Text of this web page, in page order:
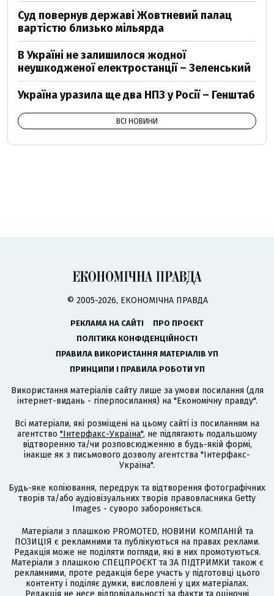
Суд повернув державі Жовтневий палац
вартістю близько мільярда
В Україні не залишилося жодної
неушкодженої електростанції – Зеленський
Україна уразила ще два НПЗ у Росії – Генштаб
ВСІ НОВИНИ
© 2005-2026, ЕКОНОМІЧНА ПРАВДА
РЕКЛАМА НА САЙТІ
ПРО ПРОЄКТ
ПОЛІТИКА КОНФІДЕНЦІЙНОСТІ
ПРАВИЛА ВИКОРИСТАННЯ МАТЕРІАЛІВ УП
ПРИНЦИПИ І ПРАВИЛА РОБОТИ УП
Використання матеріалів сайту лише за умови посилання (для
інтернет-видань - гіперпосилання) на "Економічну правду".
Всі матеріали, які розміщені на цьому сайті із посиланням на
агентство "Інтерфакс-Україна", не підлягають подальшому
відтворенню та/чи розповсюдженню в будь-якій формі,
інакше як з письмового дозволу агентства "Інтерфакс-
Україна".
Будь-яке копіювання, передрук та відтворення фотографічних
творів та/або аудіовізуальних творів правовласника Getty
Images - суворо забороняється.
Матеріали з плашкою PROMOTED, НОВИНИ КОМПАНІЙ та
ПОЗИЦІЯ є рекламними та публікуються на правах реклами.
Редакція може не поділяти погляди, які в них промотуються.
Матеріали з плашкою СПЕЦПРОЄКТ та ЗА ПІДТРИМКИ також є
рекламними, проте редакція бере участь у підготовці цього
контенту і поділяє думки, висловлені у цих матеріалах.
Редакція не несе відповідальності за факти та оціночні